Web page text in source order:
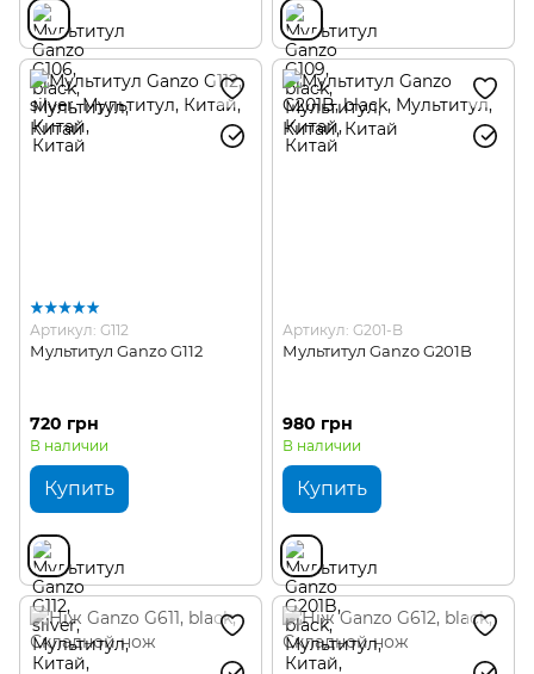
Артикул: G112
Мультитул Ganzo G112
720 грн
В наличии
Купить
Артикул: G201-B
Мультитул Ganzo G201B
980 грн
В наличии
Купить